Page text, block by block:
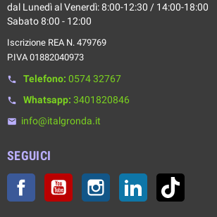
dal Lunedì al Venerdì: 8:00-12:30 / 14:00-18:00
Sabato 8:00 - 12:00
Iscrizione REA N. 479769
P.IVA 01882040973
phone Telefono: 0574 32767
phone Whatsapp: 3401820846
email info@italgronda.it
SEGUICI
Facebook YouTube Instagram LinkedIn